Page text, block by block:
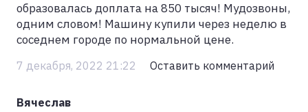
образовалась доплата на 850 тысяч! Мудозвоны,
одним словом! Машину купили через неделю в
соседнем городе по нормальной цене.
7 декабря, 2022 21:22 Оставить комментарий
Вячеслав